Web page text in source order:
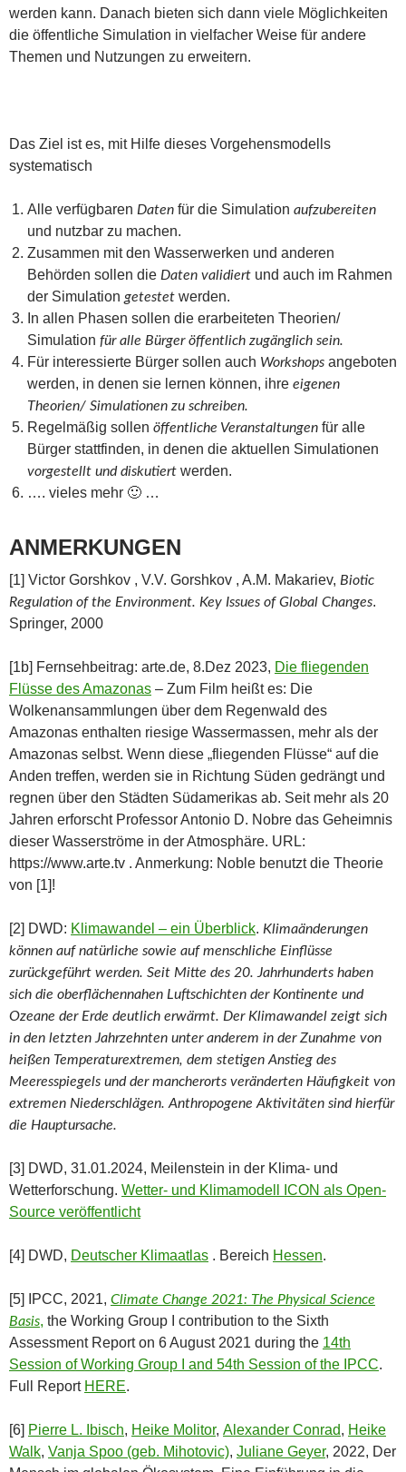
werden kann. Danach bieten sich dann viele Möglichkeiten
die öffentliche Simulation in vielfacher Weise für andere
Themen und Nutzungen zu erweitern.
Das Ziel ist es, mit Hilfe dieses Vorgehensmodells
systematisch
Alle verfügbaren Daten für die Simulation aufzubereiten
und nutzbar zu machen.
Zusammen mit den Wasserwerken und anderen
Behörden sollen die Daten validiert und auch im Rahmen
der Simulation getestet werden.
In allen Phasen sollen die erarbeiteten Theorien/
Simulation für alle Bürger öffentlich zugänglich sein.
Für interessierte Bürger sollen auch Workshops angeboten
werden, in denen sie lernen können, ihre eigenen
Theorien/ Simulationen zu schreiben.
Regelmäßig sollen öffentliche Veranstaltungen für alle
Bürger stattfinden, in denen die aktuellen Simulationen
vorgestellt und diskutiert werden.
…. vieles mehr 🙂 …
ANMERKUNGEN
[1] Victor Gorshkov , V.V. Gorshkov , A.M. Makariev, Biotic
Regulation of the Environment. Key Issues of Global Changes.
Springer, 2000
[1b] Fernsehbeitrag: arte.de, 8.Dez 2023, Die fliegenden
Flüsse des Amazonas – Zum Film heißt es: Die
Wolkenansammlungen über dem Regenwald des
Amazonas enthalten riesige Wassermassen, mehr als der
Amazonas selbst. Wenn diese „fliegenden Flüsse“ auf die
Anden treffen, werden sie in Richtung Süden gedrängt und
regnen über den Städten Südamerikas ab. Seit mehr als 20
Jahren erforscht Professor Antonio D. Nobre das Geheimnis
dieser Wasserströme in der Atmosphäre. URL:
https://www.arte.tv . Anmerkung: Noble benutzt die Theorie
von [1]!
[2] DWD: Klimawandel – ein Überblick. Klimaänderungen
können auf natürliche sowie auf menschliche Einflüsse
zurückgeführt werden. Seit Mitte des 20. Jahrhunderts haben
sich die oberflächennahen Luftschichten der Kontinente und
Ozeane der Erde deutlich erwärmt. Der Klimawandel zeigt sich
in den letzten Jahrzehnten unter anderem in der Zunahme von
heißen Temperaturextremen, dem stetigen Anstieg des
Meeresspiegels und der mancherorts veränderten Häufigkeit von
extremen Niederschlägen. Anthropogene Aktivitäten sind hierfür
die Hauptursache.
[3] DWD, 31.01.2024, Meilenstein in der Klima- und
Wetterforschung. Wetter- und Klimamodell ICON als Open-
Source veröffentlicht
[4] DWD, Deutscher Klimaatlas . Bereich Hessen.
[5] IPCC, 2021, Climate Change 2021: The Physical Science
Basis, the Working Group I contribution to the Sixth
Assessment Report on 6 August 2021 during the 14th
Session of Working Group I and 54th Session of the IPCC.
Full Report HERE.
[6] Pierre L. Ibisch, Heike Molitor, Alexander Conrad, Heike
Walk, Vanja Spoo (geb. Mihotovic), Juliane Geyer, 2022, Der